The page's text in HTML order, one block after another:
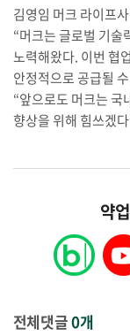
김영임 머크 라이프
“머크는 글로벌 기술
노력해왔다. 이번 협
안정적으로 공급될
“앞으로도 머크는 국
향상을 위해 힘쓰겠
약
전체댓글0개